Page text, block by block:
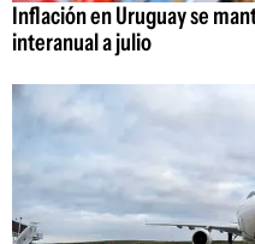
Inflación en Uruguay se
interanual a julio